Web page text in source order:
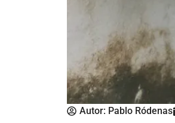
Autor: Pablo Ródenas